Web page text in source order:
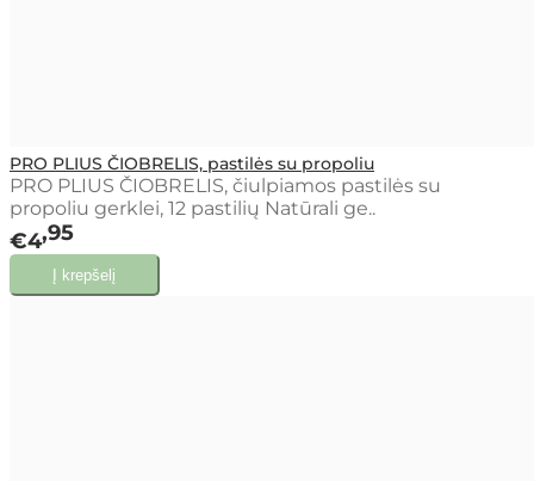
PRO PLIUS ČIOBRELIS, pastilės su propoliu
PRO PLIUS ČIOBRELIS, čiulpiamos pastilės su
propoliu gerklei, 12 pastilių Natūrali ge..
€4 95